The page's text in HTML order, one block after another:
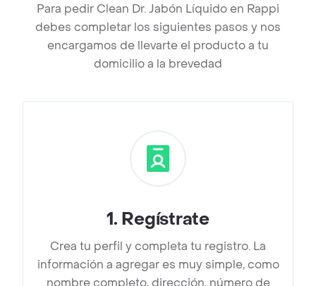
Para pedir Clean Dr. Jabón Líquido en Rappi
debes completar los siguientes pasos y nos
encargamos de llevarte el producto a tu
domicilio a la brevedad
1. Regístrate
Crea tu perfil y completa tu registro. La
información a agregar es muy simple, como
nombre completo, dirección, número de